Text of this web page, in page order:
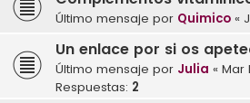
Último mensaje por Quimico «
Un enlace por si os
Último mensaje por Julia « Mar
Respuestas: 2